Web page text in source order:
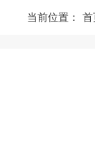
当前位置： 首